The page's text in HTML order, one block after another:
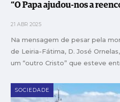
“O Papa ajudou-nos a
21 ABR 2025
Na mensagem de pesar pela
de Leiria-Fátima, D. José
um “outro Cristo” que esteve
SOCIEDADE